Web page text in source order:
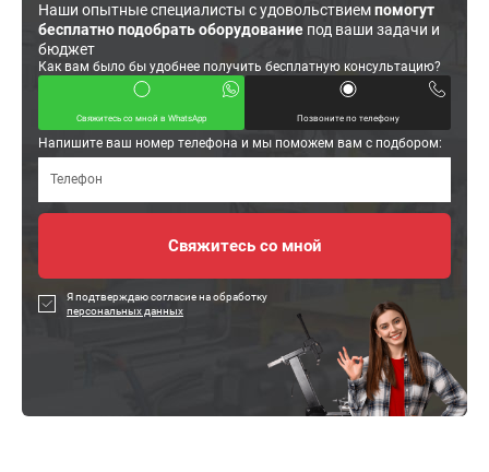
Наши опытные специалисты с удовольствиемпомогут
бесплатно подобрать оборудование под ваши задачи и
бюджет
Как вам было бы удобнее получить бесплатную консультацию?
Свяжитесь со мной в WhatsApp Позвоните по телефону
Напишите ваш номер телефона и мы поможем вам с подбором:
Я подтверждаю согласие на обработку
персональных данных